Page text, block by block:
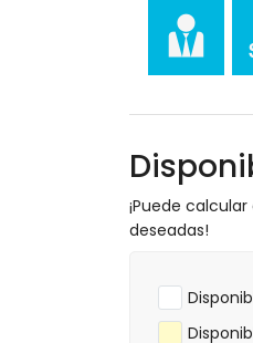
¡Puede
deseadas!